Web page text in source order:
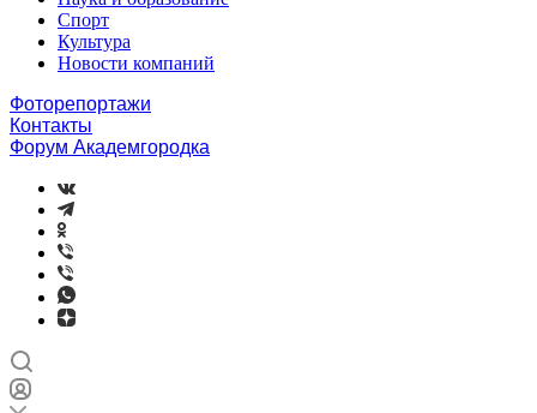
Спорт
Культура
Новости компаний
Фоторепортажи
Контакты
Форум Академгородка